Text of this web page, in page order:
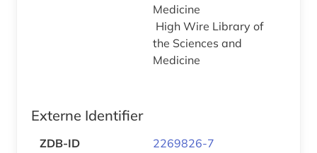
Medicine
High Wire Library of
the Sciences and
Medicine
Externe Identifier
ZDB-ID 2269826-7